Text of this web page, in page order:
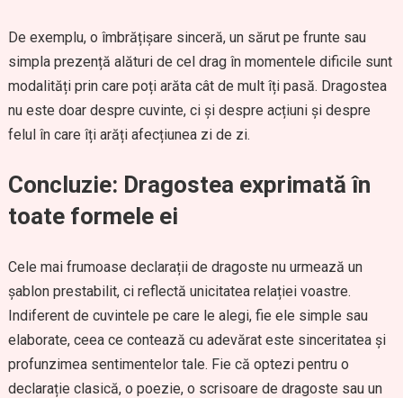
De exemplu, o îmbrățișare sinceră, un sărut pe frunte sau
simpla prezență alături de cel drag în momentele dificile sunt
modalități prin care poți arăta cât de mult îți pasă. Dragostea
nu este doar despre cuvinte, ci și despre acțiuni și despre
felul în care îți arăți afecțiunea zi de zi.
Concluzie: Dragostea exprimată în
toate formele ei
Cele mai frumoase declarații de dragoste nu urmează un
șablon prestabilit, ci reflectă unicitatea relației voastre.
Indiferent de cuvintele pe care le alegi, fie ele simple sau
elaborate, ceea ce contează cu adevărat este sinceritatea și
profunzimea sentimentelor tale. Fie că optezi pentru o
declarație clasică, o poezie, o scrisoare de dragoste sau un